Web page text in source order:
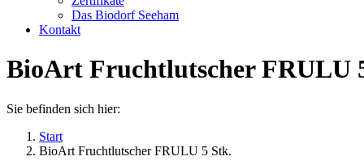
Das Biodorf Seeham
Kontakt
BioArt Fruchtlutscher FRULU
Sie befinden sich hier:
Start
BioArt Fruchtlutscher FRULU 5 Stk.